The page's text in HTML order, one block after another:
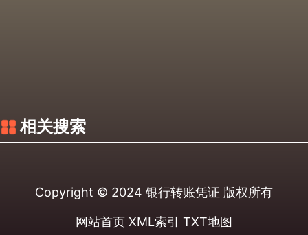
相关搜索
Copyright © 2024 银行转账凭证 版权所有
网站首页 XML索引 TXT地图